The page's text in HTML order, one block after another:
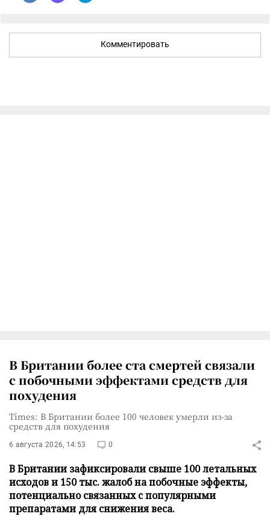
Комментировать
В Британии более ста смертей связали
с побочными эффектами средств для
похудения
Times: В Британии более 100 человек умерли из-за
средств для похудения
6 августа 2026, 14:53 0
В Британии зафиксировали свыше 100 летальных
исходов и 150 тыс. жалоб на побочные эффекты,
потенциально связанных с популярными
препаратами для снижения веса.